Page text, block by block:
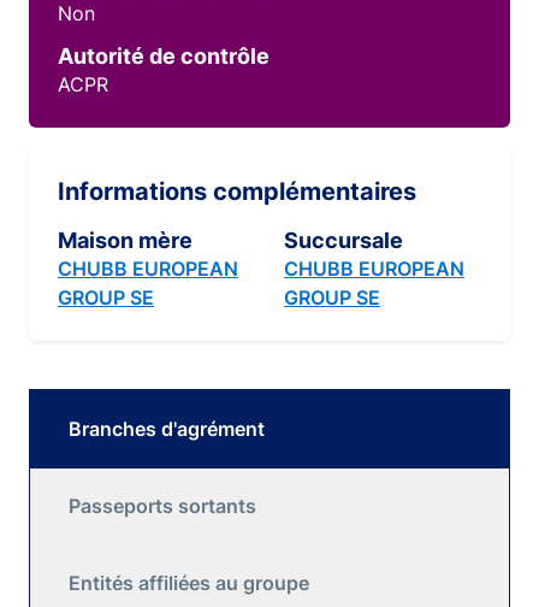
Non
Autorité de contrôle
ACPR
Informations complémentaires
Maison mère
CHUBB EUROPEAN
GROUP SE
Succursale
CHUBB EUROPEAN
GROUP SE
Branches d'agrément
Passeports sortants
Entités affiliées au groupe